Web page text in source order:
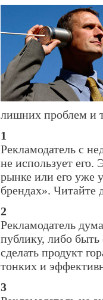
лишних проблем и
1
Рекламодатель с
не использует
рынке или его уже
брендах». Читайте
2
Рекламодатель
публику, либо
сделать продукт
тонких и
3